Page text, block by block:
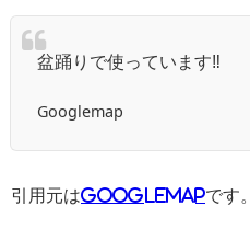
盆踊りで使っています‼️
Googlemap
引用元はGoogleMAPです。